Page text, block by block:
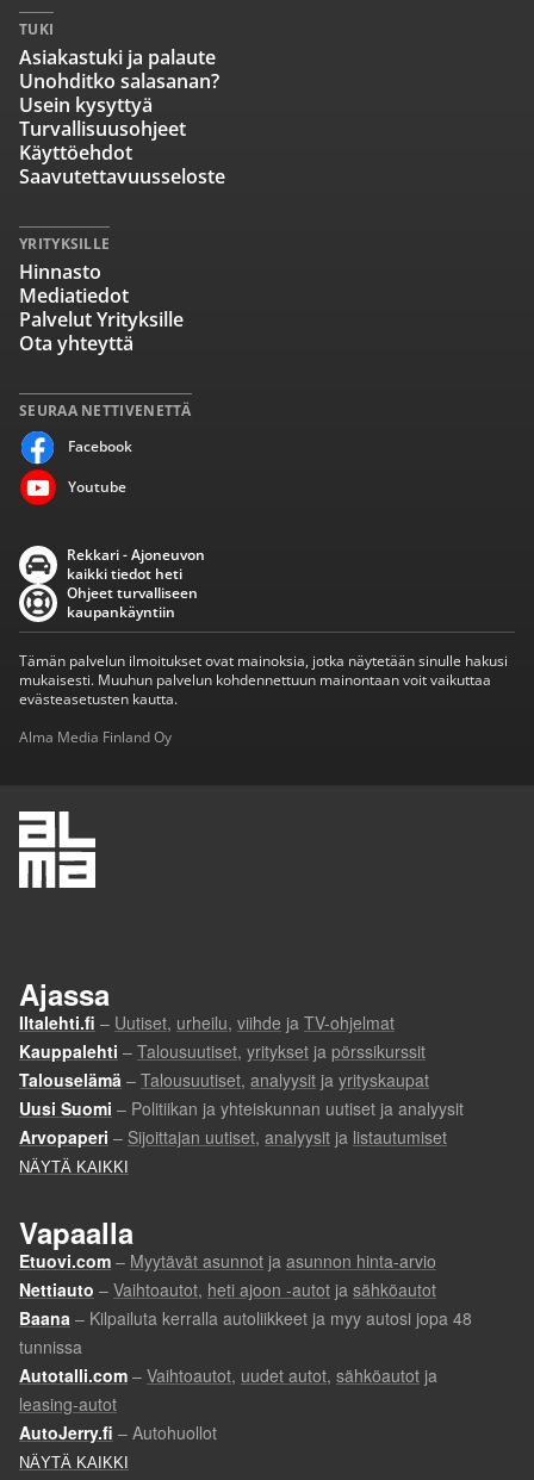
SEURAA NETTIVENETTÄ
Facebook
Youtube
TUKI
Asiakastuki ja palaute
Unohditko salasanan?
Usein kysyttyä
Turvallisuusohjeet
Käyttöehdot
Saavutettavuusseloste
YRITYKSILLE
Hinnasto
Mediatiedot
Palvelut Yrityksille
Ota yhteyttä
Rekkari - Ajoneuvon
kaikki tiedot heti
Ohjeet turvalliseen
kaupankäyntiin
Tämän palvelun ilmoitukset ovat mainoksia, jotka näytetään sinulle hakusi
mukaisesti. Muuhun palvelun kohdennettuun mainontaan voit vaikuttaa
evästeasetusten kautta.
Alma Media Finland Oy